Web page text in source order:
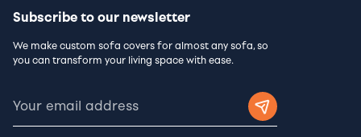
Subscribe to our newsletter
We make custom sofa covers for almost any sofa, so
you can transform your living space with ease.